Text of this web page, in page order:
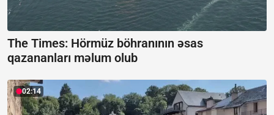
The Times: Hörmüz böhranının əsas
qazananları məlum olub
02:14